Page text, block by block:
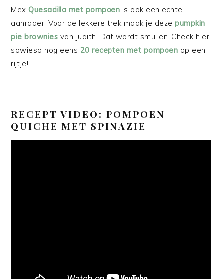
MexQuesadilla met pompoen is ook een echte
aanrader! Voor de lekkere trek maak je dezepumpkin
pie brownies van Judith! Dat wordt smullen! Check hier
sowieso nog eens 20 recepten met pompoen op een
rijtje!
RECEPT VIDEO: POMPOEN
QUICHE MET SPINAZIE